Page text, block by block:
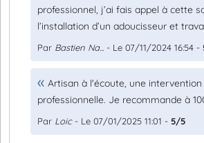
professionnel, j’ai fais appel à cette
l’installation d’un adoucisseur et
Par Bastien Na... - Le 07/11/2024 16:54 -
Artisan à l'écoute, une
professionnelle. Je recommande à
Par Loic- Le 07/01/2025 11:01 - 5/5